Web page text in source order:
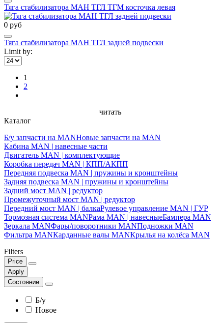
Тяга стабилизатора МАН ТГЛ ТГМ косточка левая
0 руб
Тяга стабилизатора МАН ТГЛ задней подвески
Limit by:
1
2
читать
Каталог
Б/у запчасти на MANНовые запчасти на MAN
Кабина MAN | навесные части
Двигатель MAN | комплектующие
Коробка передач MAN | КПП/АКПП
Передняя подвеска MAN | пружины и кронштейны
Задняя подвеска MAN | пружины и кронштейны
Задний мост MAN | редуктор
Промежуточный мост MAN | редуктор
Передний мост MAN | балкаРулевое управление MAN | ГУР
Тормозная система MANРама MAN | навесныеБампера MAN
Зеркала MANФары/поворотники MANПодножки MAN
Фильтра MANКарданные валы MANКрылья на колёса MAN
Filters
Price
Apply
Состояние
Б/у
Новое